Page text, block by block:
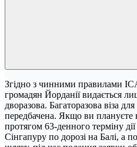
Згідно з чинними правилами
громадян Йорданії видається
дворазова. Багаторазова віза
передбачена. Якщо ви плануєте
протягом 63-денного терміну
Сінгапуру по дорозі на Балі, а